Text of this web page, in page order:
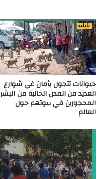
حيوانات تتجول بأمان في شوارع
العديد من المدن الخالية من البشر
المحجورين في بيوتهم حول
العالم